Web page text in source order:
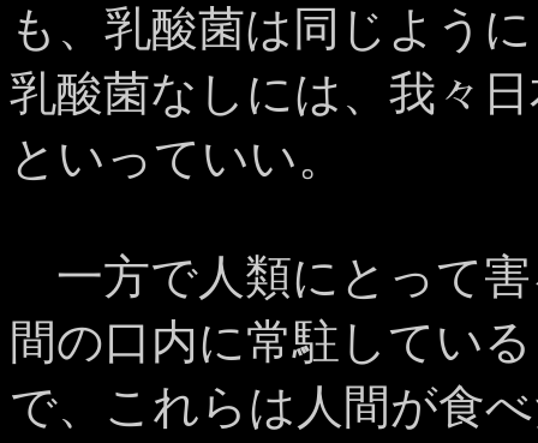
も、乳酸菌は同じよう
乳酸菌なしには、我々
といっていい。
一方で人類にとって
間の口内に常駐してい
で、これらは人間が食